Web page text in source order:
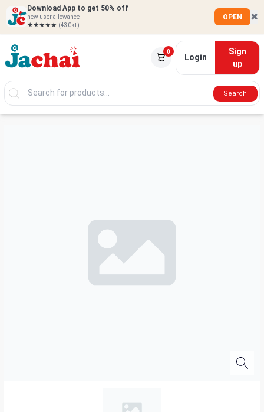
Download App to get 50% off
new user allowance
★★★★★ (430k+)
OPEN ✖
0
Login
Sign
up
Search